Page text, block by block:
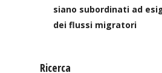
siano subordinati ad
dei flussi migratori
Ricerca